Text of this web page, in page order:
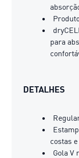
para
DETALHES
costas
Gola V